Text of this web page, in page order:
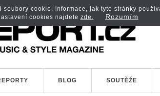
BLOG SOUTĚŽE
cookie. Informace, jak tyto stránky
cookies najdete zde. Rozumím